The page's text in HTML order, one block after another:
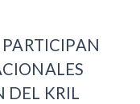
DEL KRIL